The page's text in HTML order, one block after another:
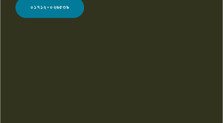
LOGO০১৭১২-০২৬৫৩৯